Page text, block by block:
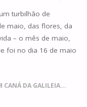
turbilhão de
maio, das flores, da
– o mês de maio,
foi no dia 16 de maio
CANÁ DA GALILEIA...